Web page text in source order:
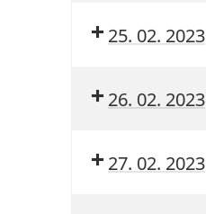
25. 02. 2023
26. 02. 2023
27. 02. 2023